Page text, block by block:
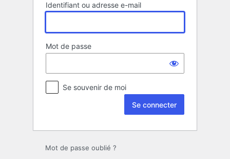
Identifiant ou adresse e-mail
Mot de passe
Se souvenir de moi
Mot de passe oublié ?